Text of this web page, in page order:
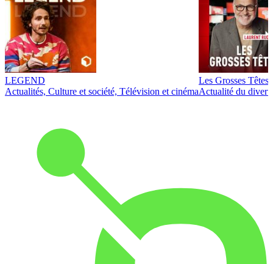
LEGEND
Actualités, Culture et société, Télévision et cinéma
Les Grosses Têtes
Actualité du